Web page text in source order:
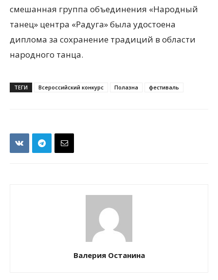
смешанная группа объединения «Народный
танец» центра «Радуга» была удостоена
диплома за сохранение традиций в области
народного танца.
ТЕГИ Всероссийский конкурс Полазна фестиваль
Валерия Останина